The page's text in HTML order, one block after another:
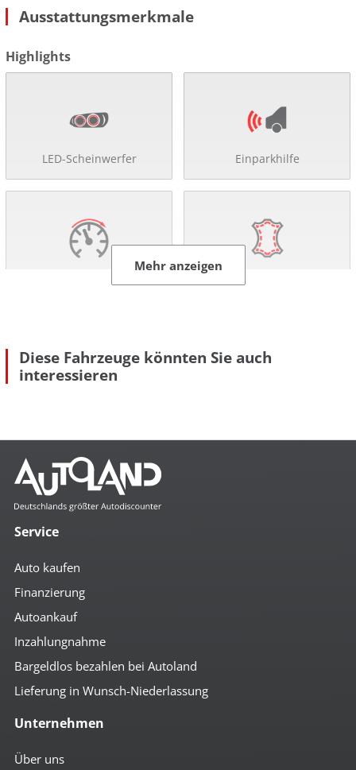
Ausstattungsmerkmale
Highlights
LED-Scheinwerfer Einparkhilfe
Mehr anzeigen
Komfort
4x el. Fensterheber
autom. abblendender Innenspiegel
Colorverglasung
el. anklappbare Spiegel
el. Spiegel
geteilte Rücksitzbank
Getränkehalter
höhenverst. Fahrersitz
höhenverst. Lenkrad
Klima
Lederlenkrad
Lenkradheizung
Multifunktionslenkrad
Mehr anzeigen
Diese Fahrzeuge könnten Sie auch
interessieren
Service
Auto kaufen
Finanzierung
Autoankauf
Inzahlungnahme
Bargeldlos bezahlen bei Autoland
Lieferung in Wunsch-Niederlassung
Unternehmen
Über uns